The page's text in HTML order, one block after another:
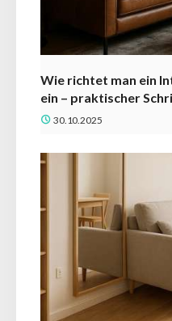
Wie richtet man ein
ein – praktischer
30.10.2025